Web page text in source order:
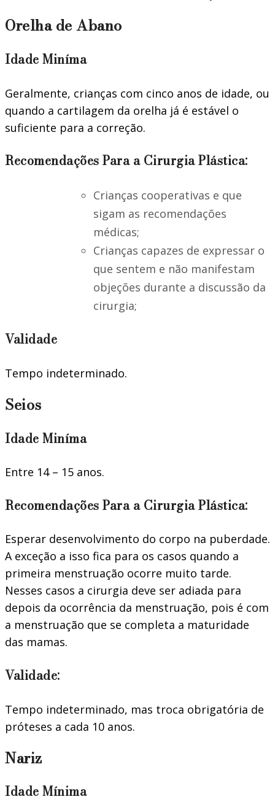
Orelha de Abano
Idade Miníma
Geralmente, crianças com cinco anos de idade, ou
quando a cartilagem da orelha já é estável o
suficiente para a correção.
Recomendações Para a Cirurgia Plástica:
Crianças cooperativas e que
sigam as recomendações
médicas;
Crianças capazes de expressar o
que sentem e não manifestam
objeções durante a discussão da
cirurgia;
Validade
Tempo indeterminado.
Seios
Idade Miníma
Entre 14 – 15 anos.
Recomendações Para a Cirurgia Plástica:
Esperar desenvolvimento do corpo na puberdade.
A exceção a isso fica para os casos quando a
primeira menstruação ocorre muito tarde.
Nesses casos a cirurgia deve ser adiada para
depois da ocorrência da menstruação, pois é com
a menstruação que se completa a maturidade
das mamas.
Validade:
Tempo indeterminado, mas troca obrigatória de
próteses a cada 10 anos.
Nariz
Idade Mínima